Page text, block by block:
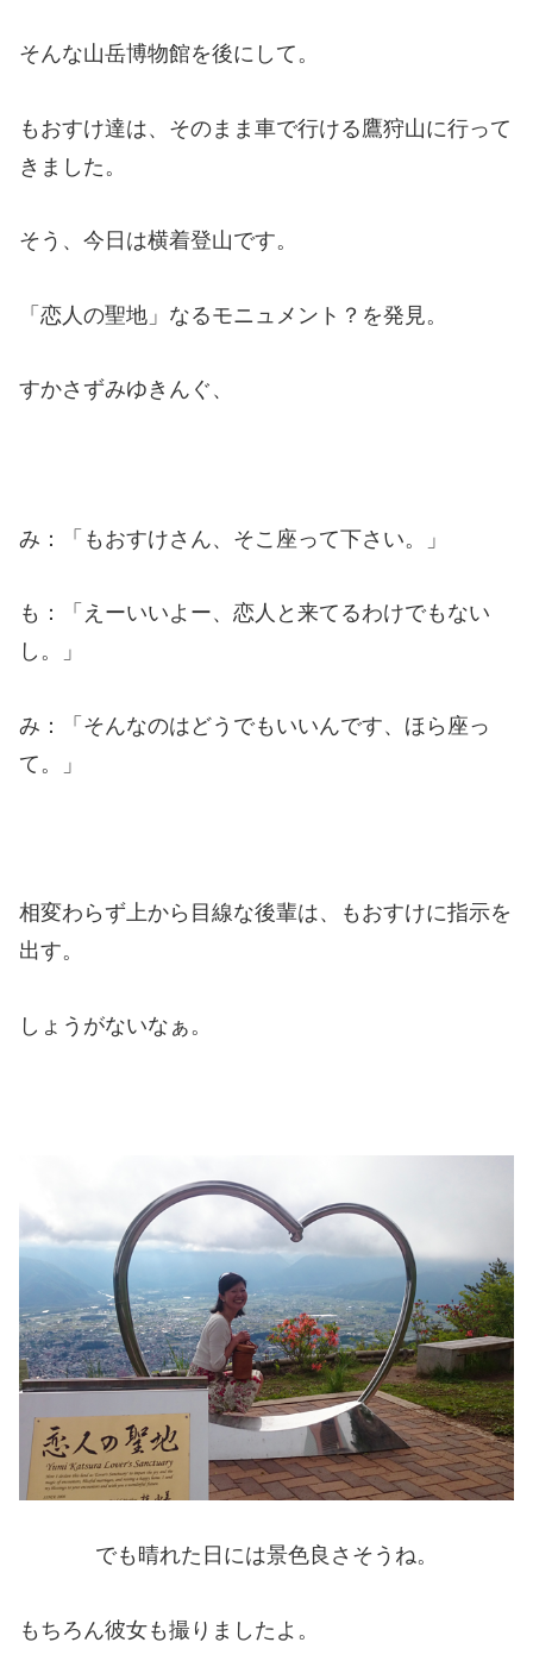
そんな山岳博物館を後にして。
もおすけ達は、そのまま車で行ける鷹狩山に行って
きました。
そう、今日は横着登山です。
「恋人の聖地」なるモニュメント？を発見。
すかさずみゆきんぐ、
み：「もおすけさん、そこ座って下さい。」
も：「えーいいよー、恋人と来てるわけでもない
し。」
み：「そんなのはどうでもいいんです、ほら座っ
て。」
相変わらず上から目線な後輩は、もおすけに指示を
出す。
しょうがないなぁ。
でも晴れた日には景色良さそうね。
もちろん彼女も撮りましたよ。